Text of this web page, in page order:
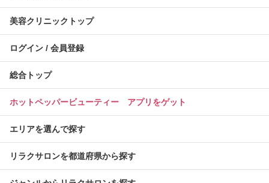
美容クリニックトップ
ログイン / 会員登録
総合トップ
ホットペッパービューティー アプリをゲット
エリアを選んで探す
リラクサロンを都道府県から探す